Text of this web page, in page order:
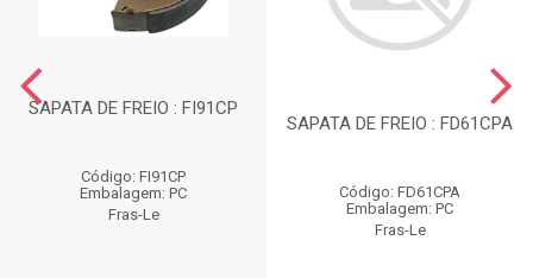
SAPATA DE FREIO : FI91CP
Código: FI91CP
Embalagem: PC
Fras-Le
SAPATA DE FREIO : FD61CPA
Código: FD61CPA
Embalagem: PC
Fras-Le